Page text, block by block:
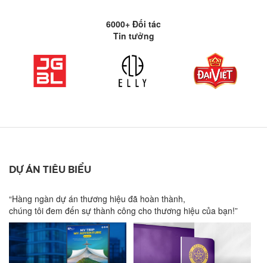
6000+ Đối tác
Tin tưởng
DỰ ÁN TIÊU BIỂU
“Hàng ngàn dự án thương hiệu đã hoàn thành,
chúng tôi đem đến sự thành công cho thương hiệu của bạn!”